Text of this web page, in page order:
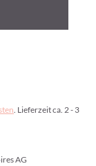
. Lieferzeit ca. 2 - 3
AG